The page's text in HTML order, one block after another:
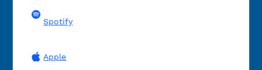
Spotify
Apple